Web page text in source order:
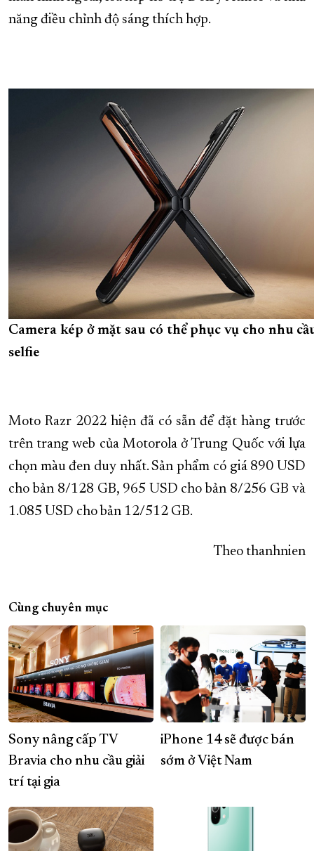
năng điều chỉnh độ sáng thích hợp.
Camera kép ở mặt sau có thể phục vụ cho nhu
selfie
Moto Razr 2022 hiện đã có sẵn để đặt hàng trước
trên trang web của Motorola ở Trung Quốc với lựa
chọn màu đen duy nhất. Sản phẩm có giá 890 USD
cho bản 8/128 GB, 965 USD cho bản 8/256 GB và
1.085 USD cho bản 12/512 GB.
Theo thanhnien
Cùng chuyên mục
Sony nâng cấp TV
Bravia cho nhu cầu giải
trí tại gia
iPhone 14 sẽ được bán
sớm ở Việt Nam